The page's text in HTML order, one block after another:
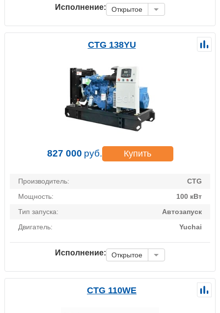
Исполнение: Открытое
CTG 138YU
827 000 руб. Купить
Производитель:
CTG
Мощность:
100 кВт
Тип запуска:
Автозапуск
Двигатель:
Yuchai
Исполнение: Открытое
CTG 110WE